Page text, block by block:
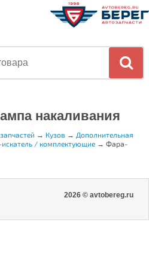
накаливания
→ Кузов → Дополнительная
/ комплектующие → Фара-
2026 © avtobereg.ru